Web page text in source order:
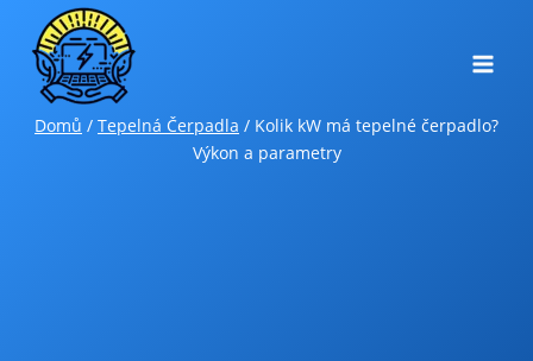
Přeskočit
obsah
Domů / Tepelná Čerpadla / Kolik kW má tepelné čerpadlo?
Výkon a parametry